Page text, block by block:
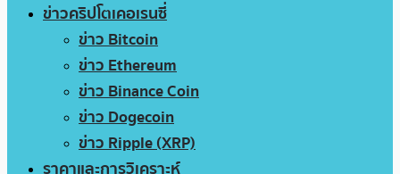
ข่าวคริปโตเคอเรนซี่
ข่าว Bitcoin
ข่าว Ethereum
ข่าว Binance Coin
ข่าว Dogecoin
ข่าว Ripple (XRP)